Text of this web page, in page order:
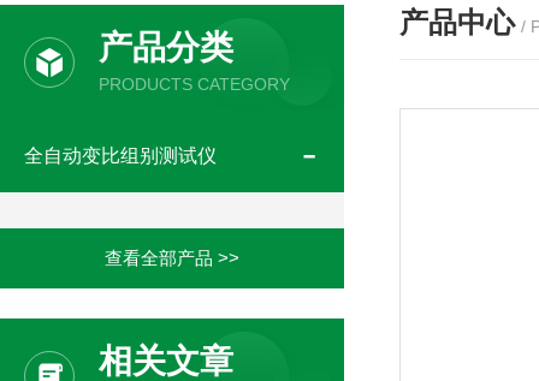
产品分类
PRODUCTS CATEGORY
全自动变比组别测试仪
查看全部产品 >>
相关文章
产品中心 /